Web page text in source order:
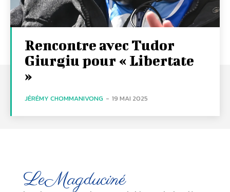
Rencontre avec Tudor
Giurgiu pour « Libertate
»
JÉRÉMY CHOMMANIVONG - 19 MAI 2025
LeMagduciné